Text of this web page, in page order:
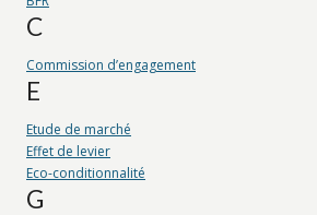
C
Commission d’engagement
E
Etude de marché
Effet de levier
Eco-conditionnalité
G